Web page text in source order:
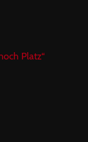
Platz“